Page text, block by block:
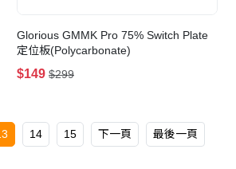
Glorious GMMK Pro 75% Switch Plate
定位板(Polycarbonate)
$149 $299
14 15 下一頁 最後一頁